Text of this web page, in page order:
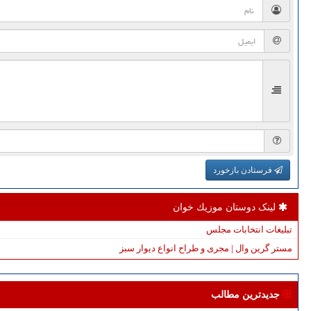
فرستادن بازخورد
لینک دوستان موزیك خوان
تبلیغات انتخابات مجلس
مستر گرین وال | مجری و طراح انواع دیوار سبز
جدیدترین مطالب